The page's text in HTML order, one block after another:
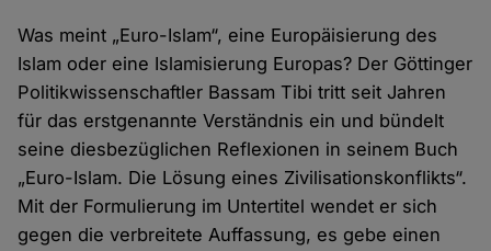
Was meint „Euro-Islam“, eine Europäisierung des
Islam oder eine Islamisierung Europas? Der Göttinger
Politikwissenschaftler Bassam Tibi tritt seit Jahren
für das erstgenannte Verständnis ein und bündelt
seine diesbezüglichen Reflexionen in seinem Buch
„Euro-Islam. Die Lösung eines Zivilisationskonflikts“.
Mit der Formulierung im Untertitel wendet er sich
gegen die verbreitete Auffassung, es gebe einen